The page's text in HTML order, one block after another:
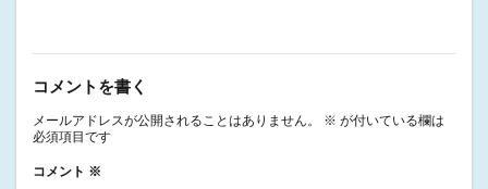
コメントを書く
メールアドレスが公開されることはありません。 ※ が付いている欄は
必須項目です
コメント ※